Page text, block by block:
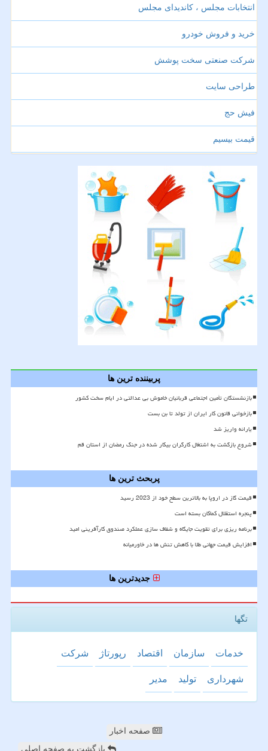
انتخابات مجلس ، کاندیدای مجلس
خرید و فروش خودرو
شرکت صنعتی سخت پوشش
طراحی سایت
فیش حج
قیمت بیسیم
پربیننده ترین ها
بازنشستگان تأمین اجتماعی قربانیان خاموش بی عدالتی در ایام سخت کشور
بازخوانی قانون کار ایران از تولد تا بن بست
یارانه واریز شد
شروع بازگشت به اشتغال کارگران بیکار شده در جنگ رمضان از استان قم
پربحث ترین ها
قیمت گاز در اروپا به بالاترین سطح خود از 2023 رسید
پنجره استقلال کماکان بسته است
برنامه ریزی برای تقویت جایگاه و شفاف سازی عملکرد صندوق کارآفرینی امید
افزایش قیمت جهانی طلا با کاهش تنش ها در خاورمیانه
جدیدترین ها
تگها
خدمات سازمان اقتصاد رپورتاژ شركت
شهرداری تولید مدیر
صفحه اخبار
بازگشت به صفحه اصلی